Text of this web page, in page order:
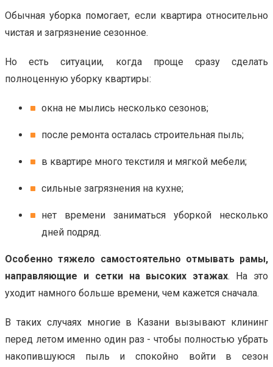
Обычная уборка помогает, если квартира относительно
чистая и загрязнение сезонное.
Но есть ситуации, когда проще сразу сделать
полноценную уборку квартиры:
окна не мылись несколько сезонов;
после ремонта осталась строительная пыль;
в квартире много текстиля и мягкой мебели;
сильные загрязнения на кухне;
нет времени заниматься уборкой несколько
дней подряд.
Особенно тяжело самостоятельно отмывать рамы,
направляющие и сетки на высоких этажах. На это
уходит намного больше времени, чем кажется сначала.
В таких случаях многие в Казани вызывают клининг
перед летом именно один раз - чтобы полностью убрать
накопившуюся пыль и спокойно войти в сезон